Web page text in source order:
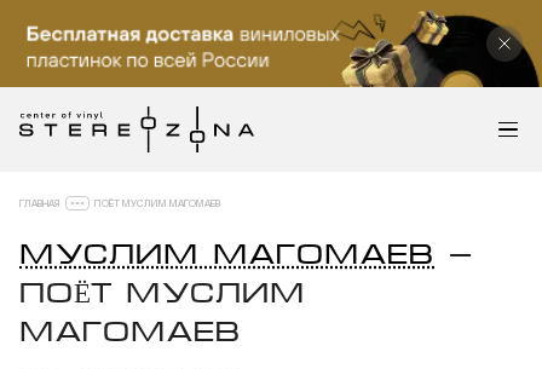
ГЛАВНАЯ ПОЁТ МУСЛИМ МАГОМАЕВ
МУСЛИМ МАГОМАЕВ —
ПОЁТ МУСЛИМ
МАГОМАЕВ